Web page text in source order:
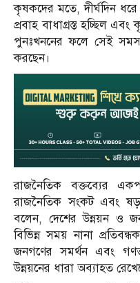
কৃষকদের মতে, দীর্ঘদিন
প্রবাহ বাধাগ্রস্ত হচ্ছিল এবং
পুনঃখননের ফলে সেই
করছেন।
রাজনৈতিক বক্তব্যের
রাজনৈতিক সংকট এবং
বলেন, দেশের উন্নয়ন ও
বিভিন্ন সময় নানা
জনগণের সমর্থন এবং
উন্নয়নের ধারা অব্যাহত